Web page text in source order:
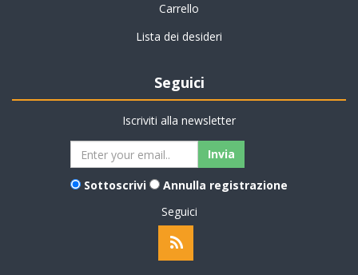
Carrello
Lista dei desideri
Seguici
Iscriviti alla newsletter
Sottoscrivi
Annulla registrazione
Seguici